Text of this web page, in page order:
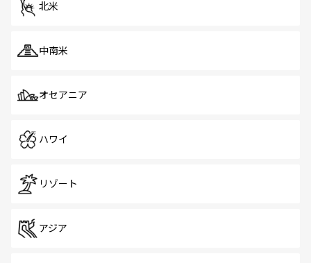
北米
中南米
オセアニア
ハワイ
リゾート
アジア